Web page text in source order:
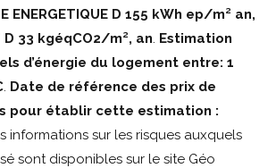
ENERGETIQUE D 155 kWh ep/m² an,
D 33 kgéqCO2/m², an Estimation
d’énergie du logement entre: 1
Date de référence des prix de
pour établir cette estimation :
informations sur les risques auxquels
sont disponibles sur le site Géo